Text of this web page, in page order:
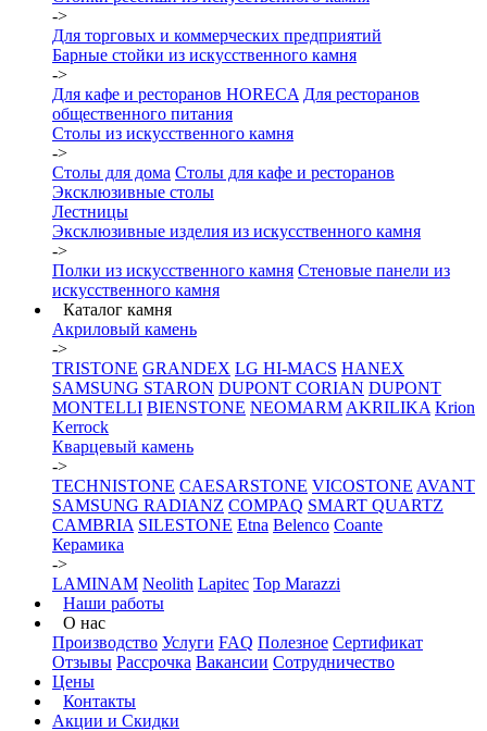
->
Для торговых и коммерческих предприятий
Барные стойки из искусственного камня
->
Для кафе и ресторанов HORECA Для ресторанов
общественного питания
Столы из искусственного камня
->
Столы для дома Столы для кафе и ресторанов
Эксклюзивные столы
Лестницы
Эксклюзивные изделия из искусственного камня
->
Полки из искусственного камня Стеновые панели из
искусственного камня
Каталог камня
Акриловый камень
->
TRISTONE GRANDEX LG HI-MACS HANEX
SAMSUNG STARON DUPONT CORIAN DUPONT
MONTELLI BIENSTONE NEOMARM AKRILIKA Krion
Kerrock
Кварцевый камень
->
TECHNISTONE CAESARSTONE VICOSTONE AVANT
SAMSUNG RADIANZ COMPAQ SMART QUARTZ
CAMBRIA SILESTONE Etna Belenco Coante
Керамика
->
LAMINAM Neolith Lapitec Top Marazzi
Наши работы
О нас
Производство Услуги FAQ Полезное Сертификат
Отзывы Рассрочка Вакансии Сотрудничество
Цены
Контакты
Акции и Скидки